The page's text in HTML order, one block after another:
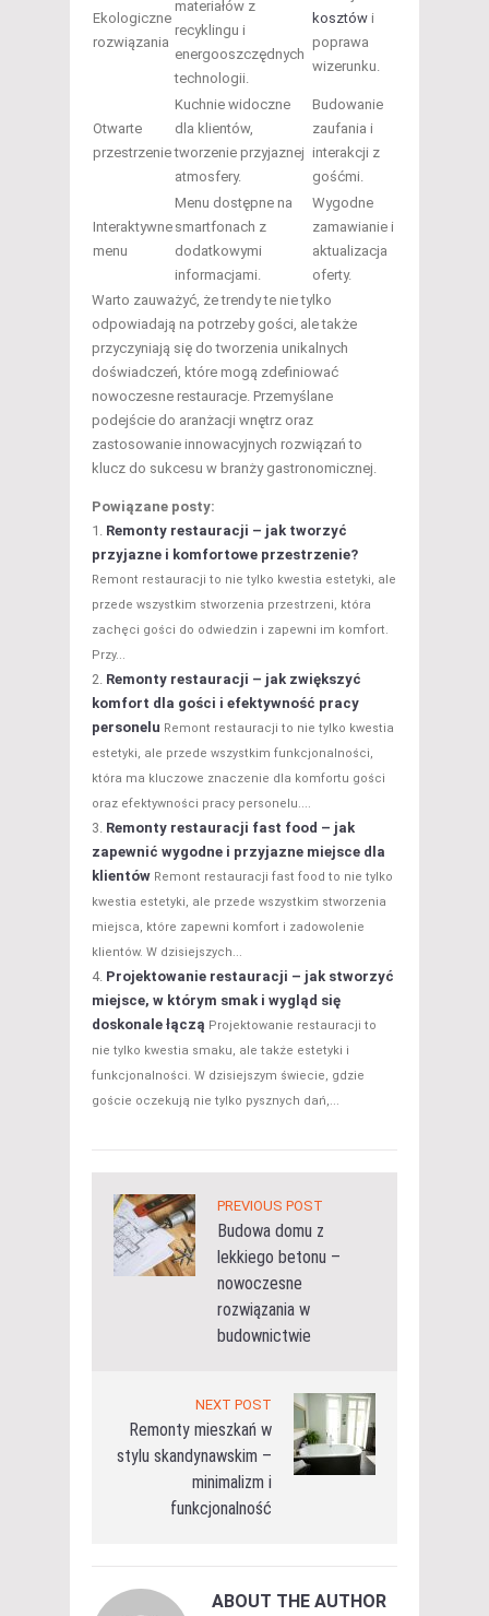
Ekologiczne
rozwiązania
materiałów z
recyklingu i
energooszczędnych
technologii.
kosztów i
poprawa
wizerunku.
Otwarte
przestrzenie
Kuchnie widoczne
dla klientów,
tworzenie przyjaznej
atmosfery.
Budowanie
zaufania i
interakcji z
gośćmi.
Interaktywne
menu
Menu dostępne na
smartfonach z
dodatkowymi
informacjami.
Wygodne
zamawianie i
aktualizacja
oferty.
Warto zauważyć, że trendy te nie tylko
odpowiadają na potrzeby gości, ale także
przyczyniają się do tworzenia unikalnych
doświadczeń, które mogą zdefiniować
nowoczesne restauracje. Przemyślane
podejście do aranżacji wnętrz oraz
zastosowanie innowacyjnych rozwiązań to
klucz do sukcesu w branży gastronomicznej.
Powiązane posty:
Remonty restauracji – jak tworzyć
przyjazne i komfortowe przestrzenie?
Remont restauracji to nie tylko kwestia estetyki, ale
przede wszystkim stworzenia przestrzeni, która
zachęci gości do odwiedzin i zapewni im komfort.
Przy...
Remonty restauracji – jak zwiększyć
komfort dla gości i efektywność pracy
personelu Remont restauracji to nie tylko kwestia
estetyki, ale przede wszystkim funkcjonalności,
która ma kluczowe znaczenie dla komfortu gości
oraz efektywności pracy personelu....
Remonty restauracji fast food – jak
zapewnić wygodne i przyjazne miejsce dla
klientów Remont restauracji fast food to nie tylko
kwestia estetyki, ale przede wszystkim stworzenia
miejsca, które zapewni komfort i zadowolenie
klientów. W dzisiejszych...
Projektowanie restauracji – jak stworzyć
miejsce, w którym smak i wygląd się
doskonale łączą Projektowanie restauracji to
nie tylko kwestia smaku, ale także estetyki i
funkcjonalności. W dzisiejszym świecie, gdzie
goście oczekują nie tylko pysznych dań,...
PREVIOUS POST
Budowa domu z
lekkiego betonu –
nowoczesne
rozwiązania w
budownictwie
NEXT POST
Remonty mieszkań w
stylu skandynawskim –
minimalizm i
funkcjonalność
ABOUT THE AUTHOR